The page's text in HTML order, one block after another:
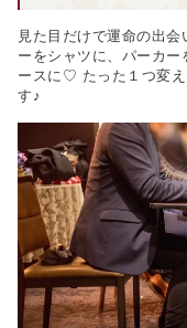
見た目だけで運命の出
ーをシャツに、パーカ
ースに♡ たった１つ変
す♪